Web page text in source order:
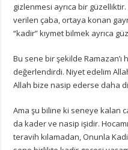
gizlenmesi ayrıca bir
verilen çaba, ortaya konan
“kadir” kıymet bilmek ayrıca
Bu sene bir şekilde
değerlendirdi. Niyet edelim
Allah bize nasip ederse daha
Ama şu biline ki seneye kalan
da kader ve nasip işidir.
teravih kılamadan, Onunla